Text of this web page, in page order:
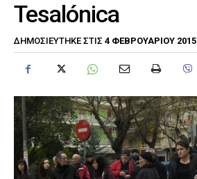
Tesalónica
ΔΗΜΟΣΙΕΎΤΗΚΕ ΣΤΙΣ 4 ΦΕΒΡΟΥΑΡΊΟΥ 2015